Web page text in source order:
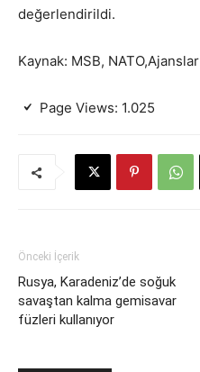
değerlendirildi.
Kaynak: MSB, NATO,Ajanslar
Page Views: 1.025
Önceki İçerik
Rusya, Karadeniz’de soğuk
savaştan kalma gemisavar
füzleri kullanıyor